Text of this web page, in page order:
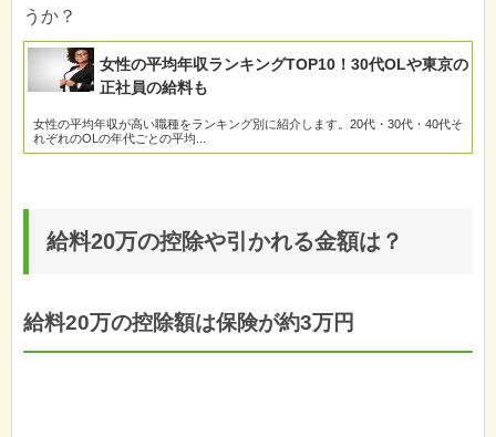
うか？
女性の平均年収ランキングTOP10！30代OLや東京の
正社員の給料も
女性の平均年収が高い職種をランキング別に紹介します。20代・30代・40代そ
れぞれのOLの年代ごとの平均...
給料20万の控除や引かれる金額は？
給料20万の控除額は保険が約3万円